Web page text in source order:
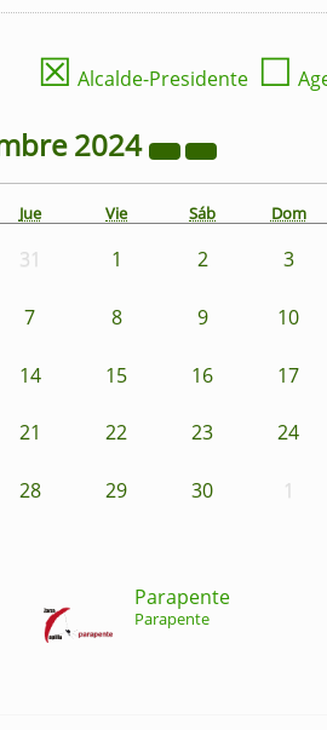
☒ Alcalde-Presidente ☐
2024
Jue Vie Sáb Dom
31 1 2 3
7 8 9 10
14 15 16 17
21 22 23 24
28 29 30 1
Parapente
Parapente